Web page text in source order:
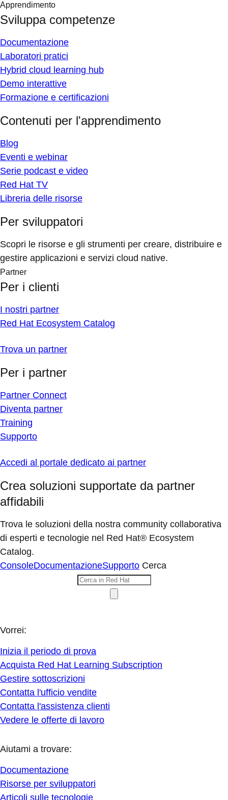
Apprendimento
Sviluppa competenze
Documentazione
Laboratori pratici
Hybrid cloud learning hub
Demo interattive
Formazione e certificazioni
Contenuti per l'apprendimento
Blog
Eventi e webinar
Serie podcast e video
Red Hat TV
Libreria delle risorse
Per sviluppatori
Scopri le risorse e gli strumenti per creare, distribuire e
gestire applicazioni e servizi cloud native.
Partner
Per i clienti
I nostri partner
Red Hat Ecosystem Catalog
Trova un partner
Per i partner
Partner Connect
Diventa partner
Training
Supporto
Accedi al portale dedicato ai partner
Crea soluzioni supportate da partner
affidabili
Trova le soluzioni della nostra community collaborativa
di esperti e tecnologie nel Red Hat® Ecosystem
Catalog.
ConsoleDocumentazioneSupporto Cerca
Vorrei:
Inizia il periodo di prova
Acquista Red Hat Learning Subscription
Gestire sottoscrizioni
Contatta l'ufficio vendite
Contatta l'assistenza clienti
Vedere le offerte di lavoro
Aiutami a trovare:
Documentazione
Risorse per sviluppatori
Articoli sulle tecnologie